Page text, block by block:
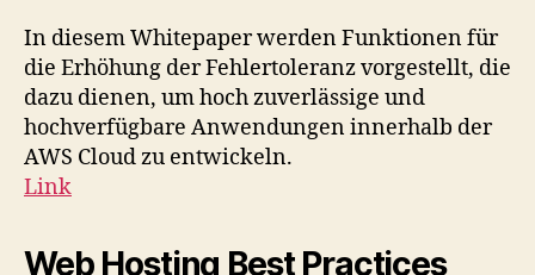
In diesem Whitepaper werden Funktionen für
die Erhöhung der Fehlertoleranz vorgestellt, die
dazu dienen, um hoch zuverlässige und
hochverfügbare Anwendungen innerhalb der
AWS Cloud zu entwickeln.
Link
Web Hosting Best Practices